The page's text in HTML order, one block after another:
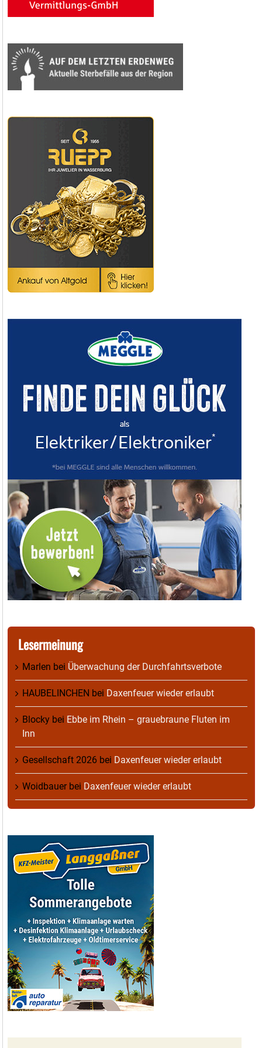
Lesermeinung
Marlen bei Überwachung der Durchfahrtsverbote
HAUBELINCHEN bei Daxenfeuer wieder erlaubt
Blocky bei Ebbe im Rhein – grauebraune Fluten im
Inn
Gesellschaft 2026 bei Daxenfeuer wieder erlaubt
Woidbauerbei Daxenfeuer wieder erlaubt